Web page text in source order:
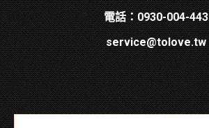
電話：0930-004-443
service@tolove.tw